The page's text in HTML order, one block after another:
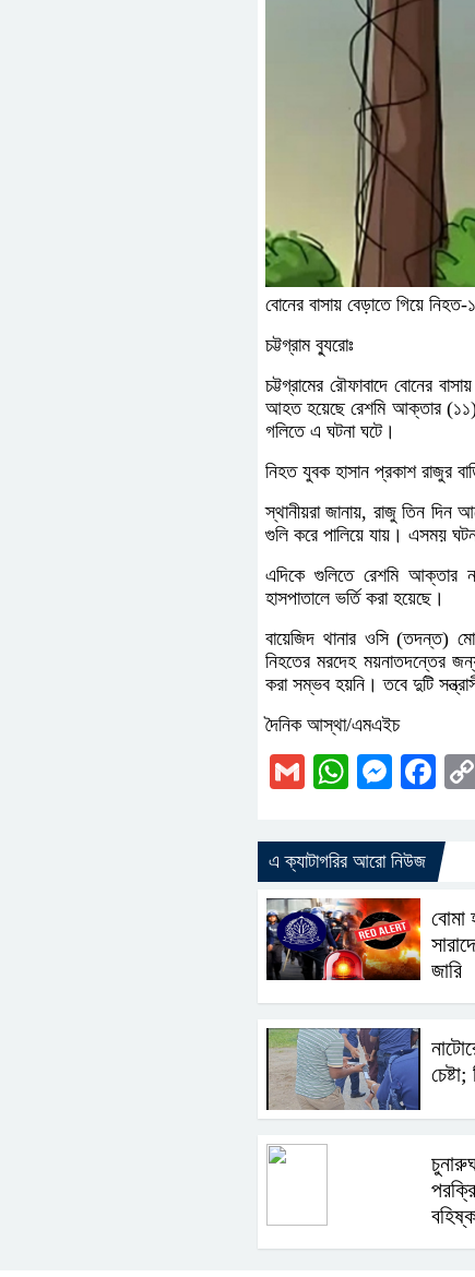
বোনের বাসায় বেড়াতে গিয়ে
চট্টগ্রাম ব্যুরোঃ
চট্টগ্রামের রৌফাবাদে বোনের
আহত হয়েছে রেশমি আক্তার (১১)
গলিতে এ ঘটনা ঘটে।
নিহত যুবক হাসান প্রকাশ রাজুর
স্থানীয়রা জানায়, রাজু তিন দিন
গুলি করে পালিয়ে যায়। এসময়
এদিকে গুলিতে রেশমি আক্তার
হাসপাতালে ভর্তি করা হয়েছে।
বায়েজিদ থানার ওসি (তদন্ত)
নিহতের মরদেহ ময়নাতদন্তের
করা সম্ভব হয়নি। তবে দুটি
দৈনিক আস্থা/এমএইচ
Gmail
এ ক্যাটাগরির আরো নিউজ
বোমা
জারি